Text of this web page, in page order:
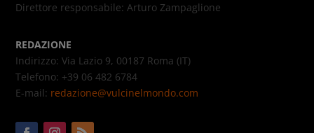
Direttore responsabile: Arturo Zampaglione
REDAZIONE
Indirizzo: Via Lazio 9, 00187 Roma (IT)
Telefono: +39 06 482 6784
E-mail: redazione@vulcinelmondo.com